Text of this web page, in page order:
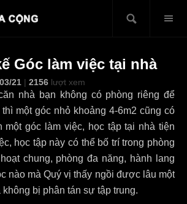
Góc làm việc tại nhà
21 | 2156 lượt xem
nhà bạn không có phòng riêng để
thì một góc nhỏ khoảng 4-6m2 cũng có
một góc làm việc, học tập tại nhà tiện
học tập này có thể bố trí trong phòng
chung, phòng đa năng, hành lang
nào mà Quý vị thấy ngồi được lâu một
bị phân tán sự tập trung.